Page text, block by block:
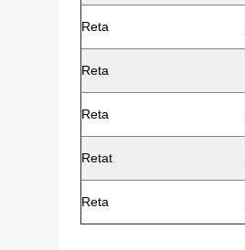
Reta
Reta
Reta
Retat
Reta